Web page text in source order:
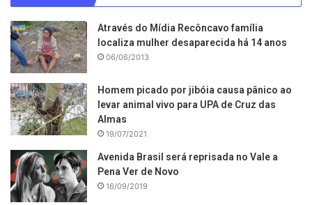
Através do Mídia Recôncavo família
localiza mulher desaparecida há 14 anos
06/06/2013
Homem picado por jibóia causa pânico ao
levar animal vivo para UPA de Cruz das
Almas
19/07/2021
Avenida Brasil será reprisada no Vale a
Pena Ver de Novo
16/09/2019